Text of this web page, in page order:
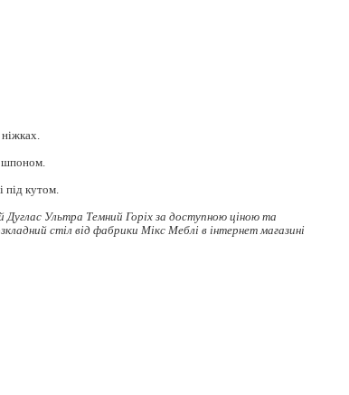
шпоном.
під кутом.
Ультра Темний Горіх за доступною ціною та
стілвід фабрики Мікс Меблі в інтернет магазині